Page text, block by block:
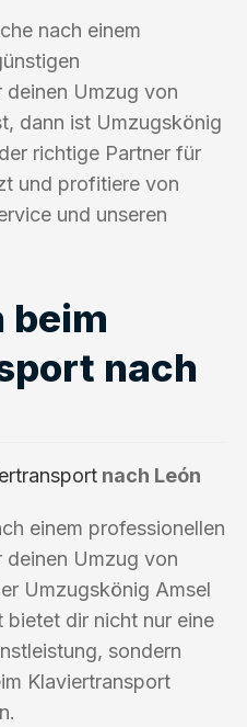
nach einem
deinen Umzug von
dann ist Umzugskönig
richtige Partner für
und profitiere von
und unseren
beim
nach
nach León
einem professionellen
deinen Umzug von
Umzugskönig Amsel
dir nicht nur eine
sondern
Klaviertransport